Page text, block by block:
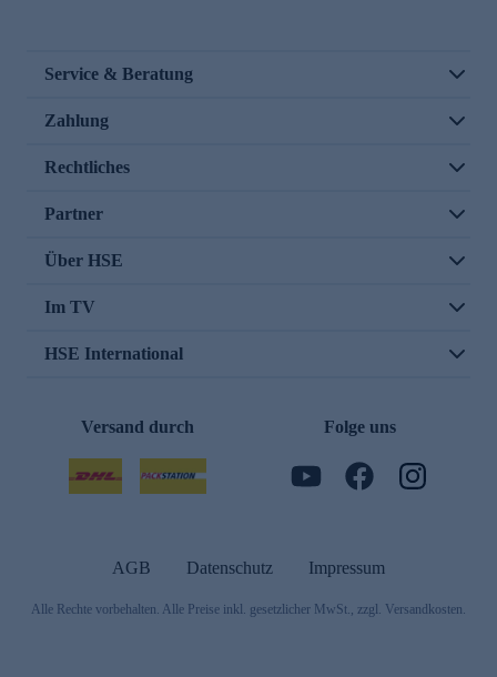
Service & Beratung
Zahlung
Rechtliches
Partner
Über HSE
Im TV
HSE International
Versand durch Folge uns
AGB Datenschutz Impressum
Alle Rechte vorbehalten. Alle Preise inkl. gesetzlicher MwSt., zzgl. Versandkosten.